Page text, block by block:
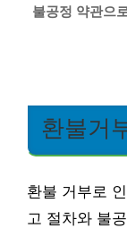
불공정 약관으
환불거
환불 거부로
고 절차와 불